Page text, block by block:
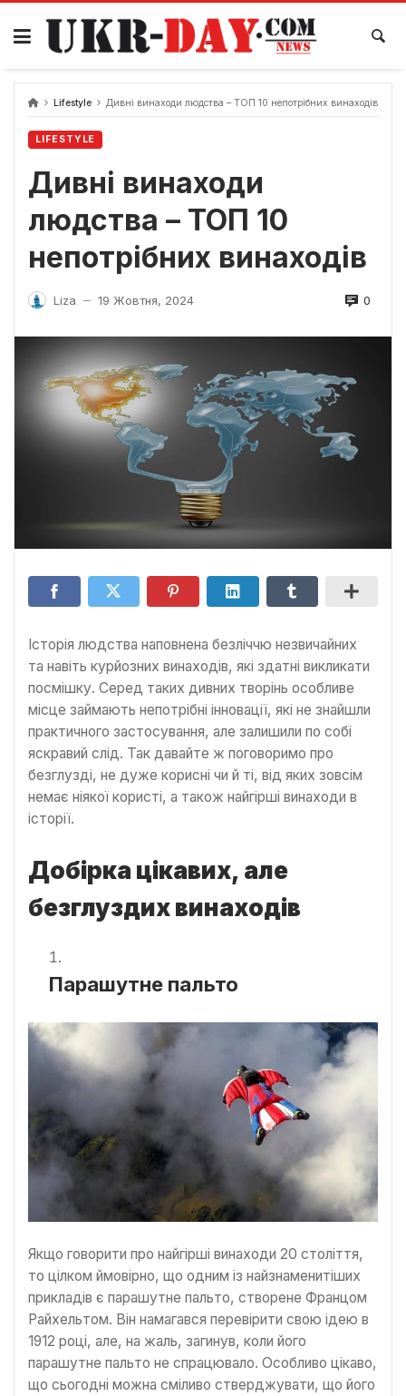
Перейти
вмісту
Lifestyle Дивні винаходи людства – ТОП 10 непотрібних винаходів
LIFESTYLE
Дивні винаходи
людства – ТОП 10
непотрібних винаходів
Liza — 19 Жовтня, 2024 0
Історія людства наповнена безліччю незвичайних
та навіть курйозних винаходів, які здатні викликати
посмішку. Серед таких дивних творінь особливе
місце займають непотрібні інновації, які не знайшли
практичного застосування, але залишили по собі
яскравий слід. Так давайте ж поговоримо про
безглузді, не дуже корисні чи й ті, від яких зовсім
немає ніякої користі, а також найгірші винаходи в
історії.
Добірка цікавих, але
безглуздих винаходів
Парашутне пальто
Якщо говорити про найгірші винаходи 20 століття,
то цілком ймовірно, що одним із найзнаменитіших
прикладів є парашутне пальто, створене Францом
Райхельтом. Він намагався перевірити свою ідею в
1912 році, але, на жаль, загинув, коли його
парашутне пальто не спрацювало. Особливо цікаво,
що сьогодні можна сміливо стверджувати, що його